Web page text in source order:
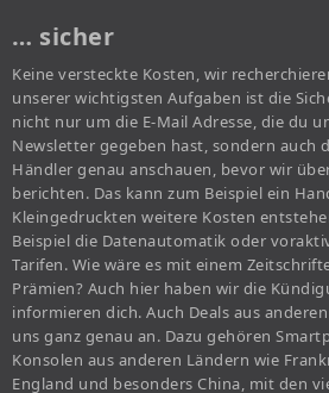
… sicher
Keine versteckte Kosten, wir
unserer wichtigsten Aufgaben ist die
nicht nur um die E-Mail Adresse, die du
Newsletter gegeben hast, sondern auch
Händler genau anschauen, bevor wir
berichten. Das kann zum Beispiel ein
Kleingedruckten weitere Kosten
Beispiel die Datenautomatik oder
Tarifen. Wie wäre es mit einem
Prämien? Auch hier haben wir die
informieren dich. Auch Deals aus
uns ganz genau an. Dazu gehören
Konsolen aus anderen Ländern wie
England und besonders China, mit den